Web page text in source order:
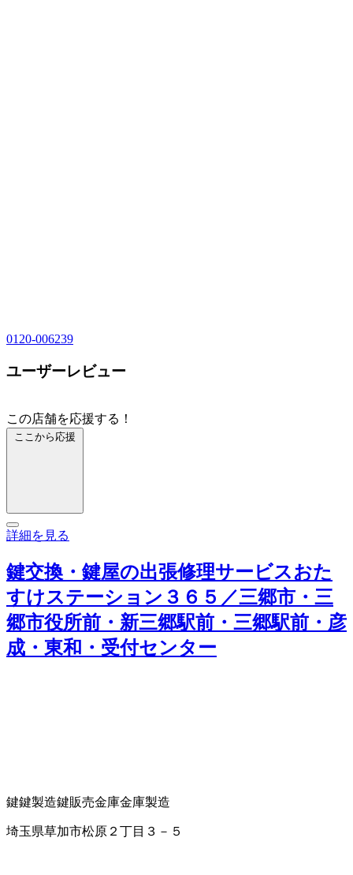
0120-006239
ユーザーレビュー
この店舗を応援する！
ここから応援
詳細を見る
鍵交換・鍵屋の出張修理サービスおた
すけステーション３６５／三郷市・三
郷市役所前・新三郷駅前・三郷駅前・彦
成・東和・受付センター
鍵鍵製造鍵販売金庫金庫製造
埼玉県草加市松原２丁目３－５